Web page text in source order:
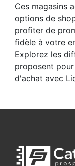
Ces magasins
options de
profiter de
fidèle à votre
Explorez les
proposent
d'achat avec